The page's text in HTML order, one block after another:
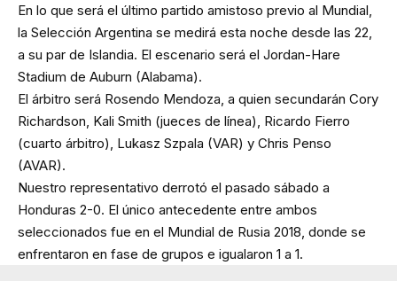
En lo que será el último partido amistoso previo al Mundial,
la Selección Argentina se medirá esta noche desde las 22,
a su par de Islandia. El escenario será el Jordan-Hare
Stadium de Auburn (Alabama).
El árbitro será Rosendo Mendoza, a quien secundarán Cory
Richardson, Kali Smith (jueces de línea), Ricardo Fierro
(cuarto árbitro), Lukasz Szpala (VAR) y Chris Penso
(AVAR).
Nuestro representativo derrotó el pasado sábado a
Honduras 2-0. El único antecedente entre ambos
seleccionados fue en el Mundial de Rusia 2018, donde se
enfrentaron en fase de grupos e igualaron 1 a 1.